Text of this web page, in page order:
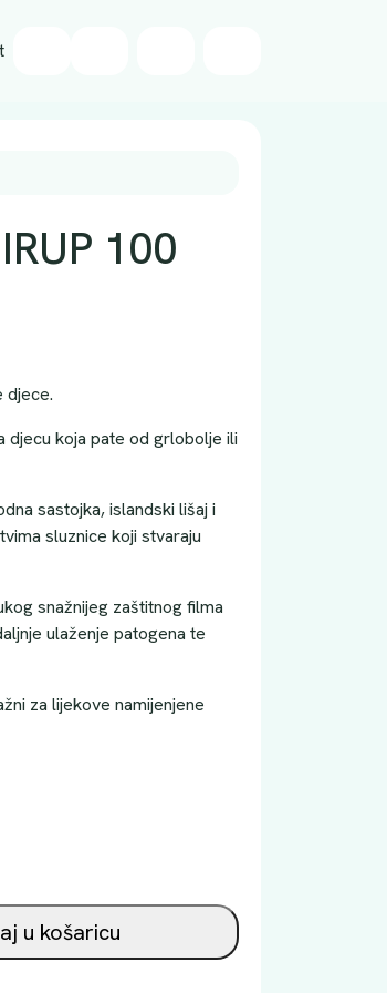
100
djece.
djecu koja pate od grlobolje ili
sastojka, islandski lišaj i
sluznice koji stvaraju
snažnijeg zaštitnog filma
ulaženje patogena te
za lijekove namijenjene
u košaricu